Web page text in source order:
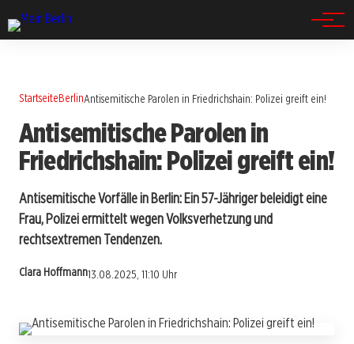
StartseiteBerlinAntisemitische Parolen in Friedrichshain: Polizei greift ein!
Antisemitische Parolen in
Friedrichshain: Polizei greift ein!
Antisemitische Vorfälle in Berlin: Ein 57-Jähriger beleidigt eine
Frau, Polizei ermittelt wegen Volksverhetzung und
rechtsextremen Tendenzen.
Clara Hoffmann13.08.2025, 11:10 Uhr